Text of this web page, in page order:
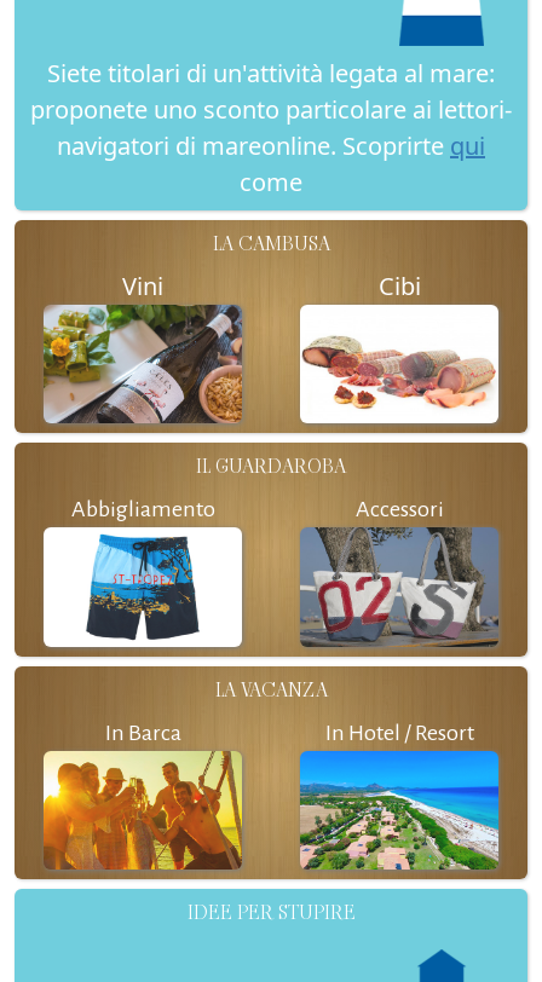
Siete titolari di un'attività legata al mare:
proponete uno sconto particolare ai lettori-
navigatori di mareonline. Scoprirte qui
come
LA CAMBUSA
Vini Cibi
IL GUARDAROBA
Abbigliamento Accessori
LA VACANZA
In Barca In Hotel / Resort
IDEE PER STUPIRE